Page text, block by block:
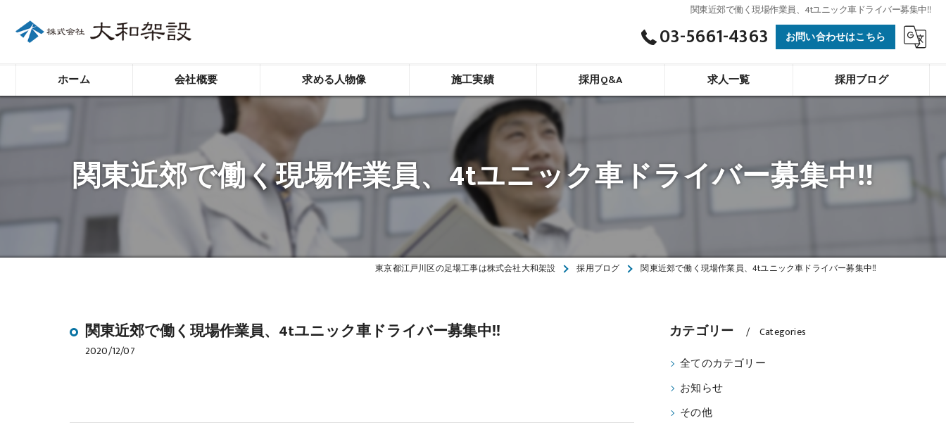
関東近郊で働く現場作業員、4tユニック車ドライバー募集中‼
03-5661-4363 お問い合わせはこちら
ホーム 会社概要
ビジョン
事業案内
求める人物像 施工実績 採用Q&A 求人一覧 採用ブログ
関東近郊で働く現場作業員、4tユニック車ドライバー募集中‼
東京都江戸川区の足場工事は株式会社大和架設 採用ブログ 関東近郊で働く現場作業員、4tユニック車ドライバー募集中‼
関東近郊で働く現場作業員、4tユニック車ドライバー募集中‼
2020/12/07
カテゴリー Categories
全てのカテゴリー
お知らせ
その他